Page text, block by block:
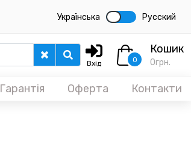
Українська Русский
Вхід 0
Кошик
0грн.
Гарантія Оферта Контакти